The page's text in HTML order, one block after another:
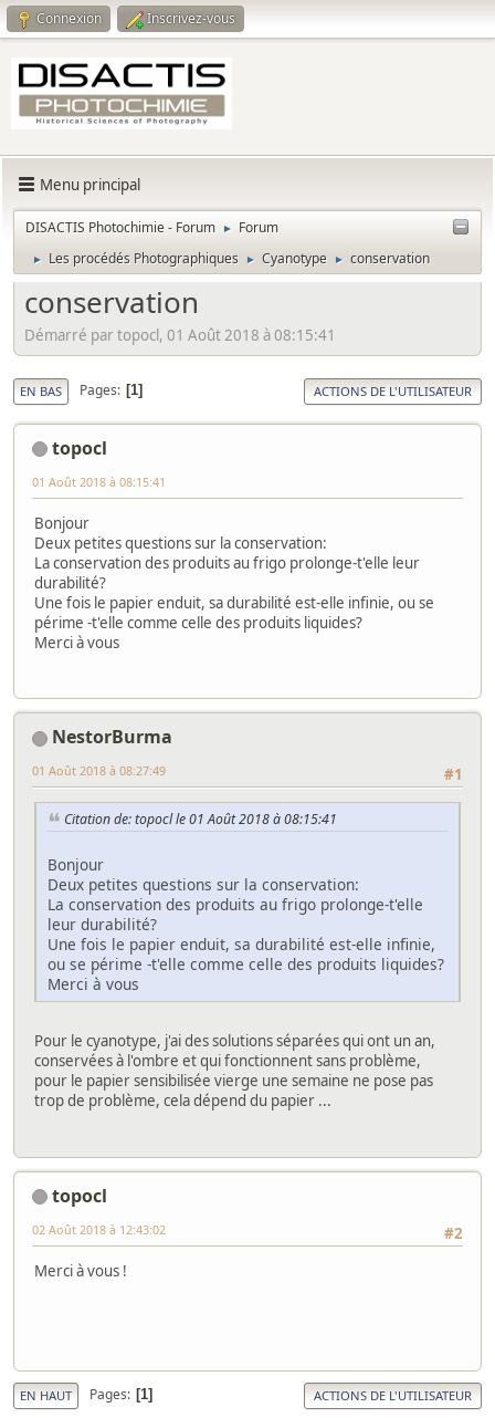
Connexion Inscrivez-vous
Menu principal
DISACTIS Photochimie - Forum ► Forum
► Les procédés Photographiques ► Cyanotype ► conservation
conservation
Démarré par topocl, 01 Août 2018 à 08:15:41
EN BAS Pages 1 ACTIONS DE L'UTILISATEUR
topocl
01 Août 2018 à 08:15:41
Bonjour
Deux petites questions sur la conservation:
La conservation des produits au frigo prolonge-t'elle leur
durabilité?
Une fois le papier enduit, sa durabilité est-elle infinie, ou se
périme -t'elle comme celle des produits liquides?
Merci à vous
NestorBurma
#1
01 Août 2018 à 08:27:49
Citation de: topocl le 01 Août 2018 à 08:15:41
Bonjour
Deux petites questions sur la conservation:
La conservation des produits au frigo prolonge-t'elle
leur durabilité?
Une fois le papier enduit, sa durabilité est-elle infinie,
ou se périme -t'elle comme celle des produits liquides?
Merci à vous
Pour le cyanotype, j'ai des solutions séparées qui ont un an,
conservées à l'ombre et qui fonctionnent sans problème,
pour le papier sensibilisée vierge une semaine ne pose pas
trop de problème, cela dépend du papier ...
topocl
#2
02 Août 2018 à 12:43:02
Merci à vous !
EN HAUT Pages 1 ACTIONS DE L'UTILISATEUR